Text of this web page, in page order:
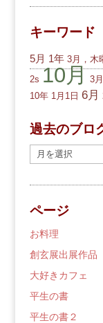
キーワード
5月 1年 3月，木
2s 10月 3
10年 1月1日 6月
過去のブロ
去
の
ロ
グ
ページ
お料理
創玄展出展作品
大好きカフェ
平生の書
平生の書２